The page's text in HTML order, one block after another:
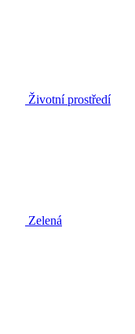
Životní prostředí
Zelená